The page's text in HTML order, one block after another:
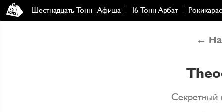
Шестнадцать Тонн Афиша 16 Тонн Арбат
←
Секретный